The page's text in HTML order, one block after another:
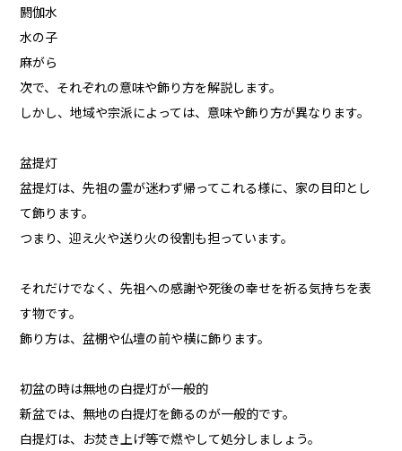
閼伽水
水の子
麻がら
次で、それぞれの意味や飾り方を解説します。
しかし、地域や宗派によっては、意味や飾り方が異なります。
盆提灯
盆提灯は、先祖の霊が迷わず帰ってこれる様に、家の目印とし
て飾ります。
つまり、迎え火や送り火の役割も担っています。
それだけでなく、先祖への感謝や死後の幸せを祈る気持ちを表
す物です。
飾り方は、盆棚や仏壇の前や横に飾ります。
初盆の時は無地の白提灯が一般的
新盆では、無地の白提灯を飾るのが一般的です。
白提灯は、お焚き上げ等で燃やして処分しましょう。